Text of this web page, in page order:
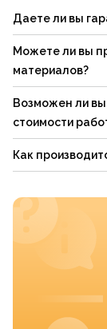
Даете ли вы
Можете ли вы
материалов?
Возможен ли
стоимости
Как